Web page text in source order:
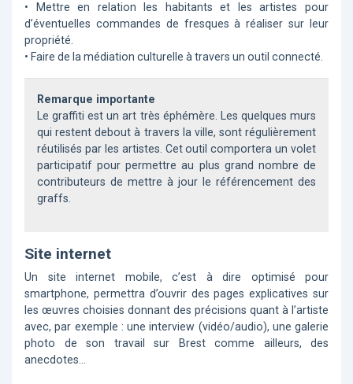
• Mettre en relation les habitants et les artistes pour
d’éventuelles commandes de fresques à réaliser sur leur
propriété.
• Faire de la médiation culturelle à travers un outil connecté.
Remarque importante
Le graffiti est un art très éphémère. Les quelques murs
qui restent debout à travers la ville, sont régulièrement
réutilisés par les artistes. Cet outil comportera un volet
participatif pour permettre au plus grand nombre de
contributeurs de mettre à jour le référencement des
graffs.
Site internet
Un site internet mobile, c’est à dire optimisé pour
smartphone, permettra d’ouvrir des pages explicatives sur
les œuvres choisies donnant des précisions quant à l’artiste
avec, par exemple : une interview (vidéo/audio), une galerie
photo de son travail sur Brest comme ailleurs, des
anecdotes…